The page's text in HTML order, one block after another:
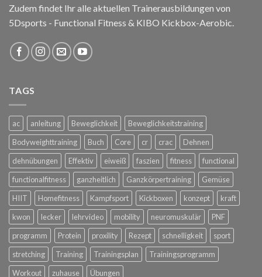
Zudem findet Ihr alle aktuellen Trainerausbildungen von
5Dsports - Functional Fitness & KIBO Kickbox-Aerobic.
TAGS
ac anleitung Beweglichkeit
Beweglichkeitstraining
Bodyweighttraining
Buch Core cr crac
Dehnen
dehnübungen
Effektiv eiweiß faszien fitness
functional
functionalfitness
ganzheitlich Ganzkörpertraining
Gemüse
HIIT
Homefitness Kampfsport Kickboxen konzept
kraft
kwon
lecker lehrvideo mobility neuromuskulär
PNF
programm
Protein proxility Rezept schnelligkeit
sport
stretching
Training Trainingsplan
Trainingsprogramm
Workout
zuhause Übungen